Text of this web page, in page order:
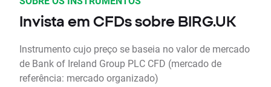
Invista em CFDs sobre BIRG.UK
Instrumento cujo preço se baseia no valor de mercado
de Bank of Ireland Group PLC CFD (mercado de
referência: mercado organizado)